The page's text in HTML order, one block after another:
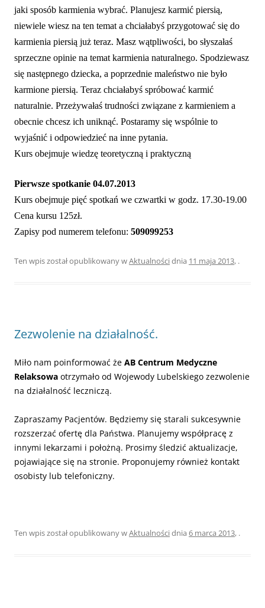
jaki sposób karmienia wybrać. Planujesz karmić piersią,
niewiele wiesz na ten temat a chciałabyś przygotować się do
karmienia piersią już teraz. Masz wątpliwości, bo słyszałaś
sprzeczne opinie na temat karmienia naturalnego. Spodziewasz
się następnego dziecka, a poprzednie maleństwo nie było
karmione piersią. Teraz chciałabyś spróbować karmić
naturalnie. Przeżywałaś trudności związane z karmieniem a
obecnie chcesz ich uniknąć. Postaramy się wspólnie to
wyjaśnić i odpowiedzieć na inne pytania.
Kurs obejmuje wiedzę teoretyczną i praktyczną
Pierwsze spotkanie 04.07.2013
Kurs obejmuje pięć spotkań we czwartki w godz. 17.30-19.00
Cena kursu 125zł.
Zapisy pod numerem telefonu: 509099253
Ten wpis został opublikowany wAktualnościdnia 11 maja 2013, .
Zezwolenie na działalność.
Miło nam poinformować że AB Centrum Medyczne
Relaksowa otrzymało od Wojewody Lubelskiego zezwolenie
na działalność leczniczą.
Zapraszamy Pacjentów. Będziemy się starali sukcesywnie
rozszerzać ofertę dla Państwa. Planujemy współpracę z
innymi lekarzami i położną. Prosimy śledzić aktualizacje,
pojawiające się na stronie. Proponujemy również kontakt
osobisty lub telefoniczny.
Ten wpis został opublikowany wAktualnościdnia 6 marca 2013, .